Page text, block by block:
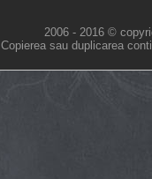
2006 - 2016 ©
Copierea sau duplicarea